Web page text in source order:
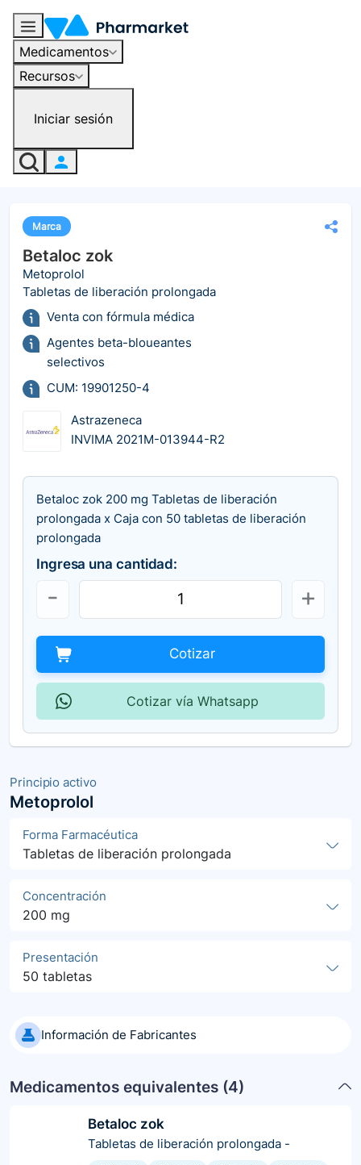
Medicamentos
Recursos
Iniciar sesión
Principio activo
Metoprolol
Forma Farmacéutica
Tabletas de liberación prolongada
Concentración
200 mg
Presentación
50 tabletas
Información de Fabricantes
Medicamentos equivalentes (4)
Betaloc zok
Tabletas de liberación prolongada -
Marca
Betaloc zok
Metoprolol
Tabletas de liberación prolongada
Venta con fórmula médica
Agentes beta-bloueantes
selectivos
CUM: 19901250-4
Astrazeneca
INVIMA 2021M-013944-R2
Betaloc zok 200 mg Tabletas de liberación
prolongada x Caja con 50 tabletas de liberación
prolongada
Ingresa una cantidad:
Cotizar
Cotizar vía Whatsapp